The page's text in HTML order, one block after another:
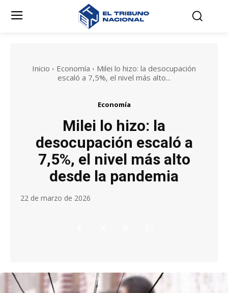
Inicio Economía
Milei lo hizo: la desocupación
escaló a 7,5%, el nivel más alto...
Economía
Milei lo hizo: la
desocupación escaló a
7,5%, el nivel más alto
desde la pandemia
22 de marzo de 2026